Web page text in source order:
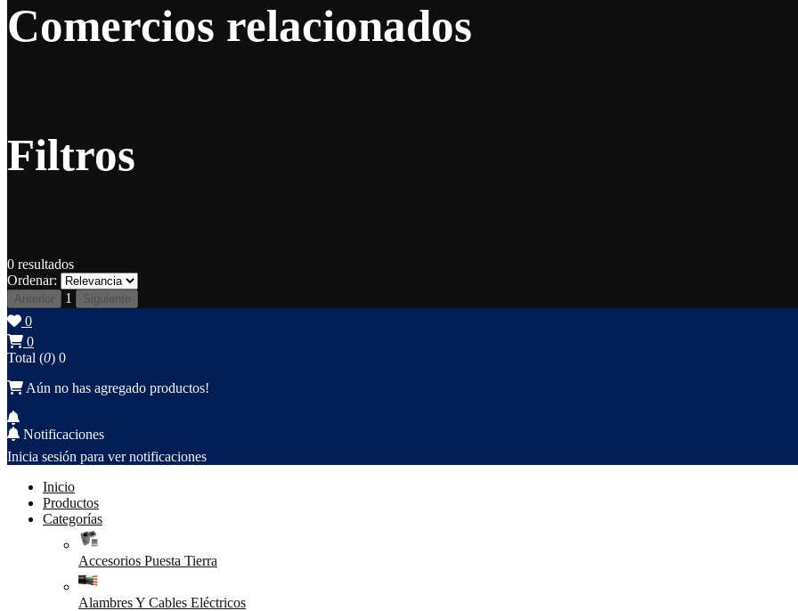
Comercios relacionados
Filtros
0 resultados
Ordenar:
Anterior 1 Siguiente
0
0
Total (0) 0
Aún no has agregado productos!
Notificaciones
Inicia sesión para ver notificaciones
Inicio
Productos
Categorías
Accesorios Puesta Tierra
Alambres Y Cables Eléctricos